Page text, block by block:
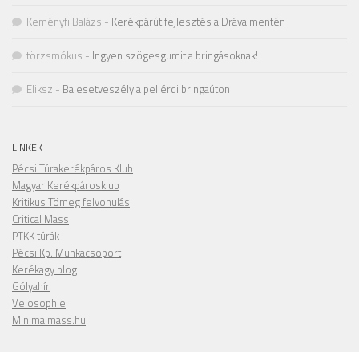
Keményfi Balázs - Kerékpárút fejlesztés a Dráva mentén
törzsmókus - Ingyen szögesgumit a bringásoknak!
Eliksz - Balesetveszély a pellérdi bringaúton
LINKEK
Pécsi Túrakerékpáros Klub
Magyar Kerékpárosklub
Kritikus Tömeg felvonulás
Critical Mass
PTKK túrák
Pécsi Kp. Munkacsoport
Kerékagy blog
Gólyahír
Velosophie
Minimalmass.hu